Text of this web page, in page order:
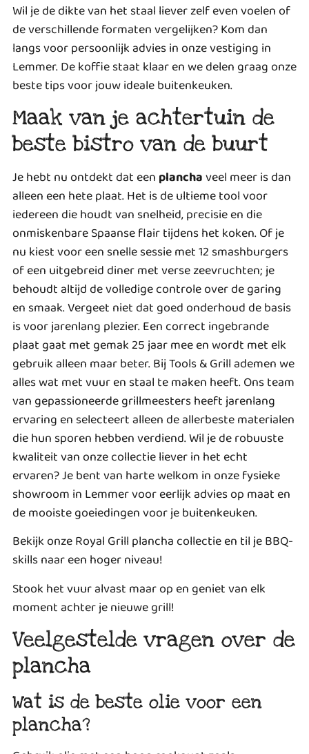
Wil je de dikte van het staal liever zelf even voelen of
de verschillende formaten vergelijken? Kom dan
langs voor persoonlijk advies in onze vestiging in
Lemmer. De koffie staat klaar en we delen graag onze
beste tips voor jouw ideale buitenkeuken.
Maak van je achtertuin de
beste bistro van de buurt
Je hebt nu ontdekt dat een planchaveel meer is dan
alleen een hete plaat. Het is de ultieme tool voor
iedereen die houdt van snelheid, precisie en die
onmiskenbare Spaanse flair tijdens het koken. Of je
nu kiest voor een snelle sessie met 12 smashburgers
of een uitgebreid diner met verse zeevruchten; je
behoudt altijd de volledige controle over de garing
en smaak. Vergeet niet dat goed onderhoud de basis
is voor jarenlang plezier. Een correct ingebrande
plaat gaat met gemak 25 jaar mee en wordt met elk
gebruik alleen maar beter. Bij Tools & Grill ademen we
alles wat met vuur en staal te maken heeft. Ons team
van gepassioneerde grillmeesters heeft jarenlang
ervaring en selecteert alleen de allerbeste materialen
die hun sporen hebben verdiend. Wil je de robuuste
kwaliteit van onze collectie liever in het echt
ervaren? Je bent van harte welkom in onze fysieke
showroom in Lemmer voor eerlijk advies op maat en
de mooiste goeiedingen voor je buitenkeuken.
Bekijk onze Royal Grill plancha collectie en til je BBQ-
skills naar een hoger niveau!
Stook het vuur alvast maar op en geniet van elk
moment achter je nieuwe grill!
Veelgestelde vragen over de
plancha
Wat is de beste olie voor een
plancha?